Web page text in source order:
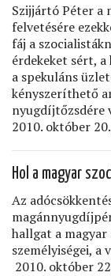
Szijjártó Péter a
felvetésére
fáj a
érdekeket sért,
a spekuláns
kényszeríthető
nyugdíjtőzsdére
2010. október
Hol a magyar
Az
hallgat a magyar
személyiségei, a
2010. október